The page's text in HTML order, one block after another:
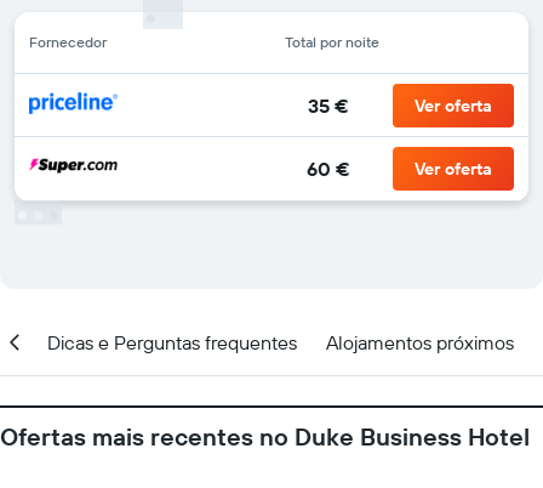
Fornecedor Total por noite
35 € Ver oferta
60 € Ver oferta
Dicas e Perguntas frequentes Alojamentos próximos
Ofertas mais recentes no Duke Business Hotel